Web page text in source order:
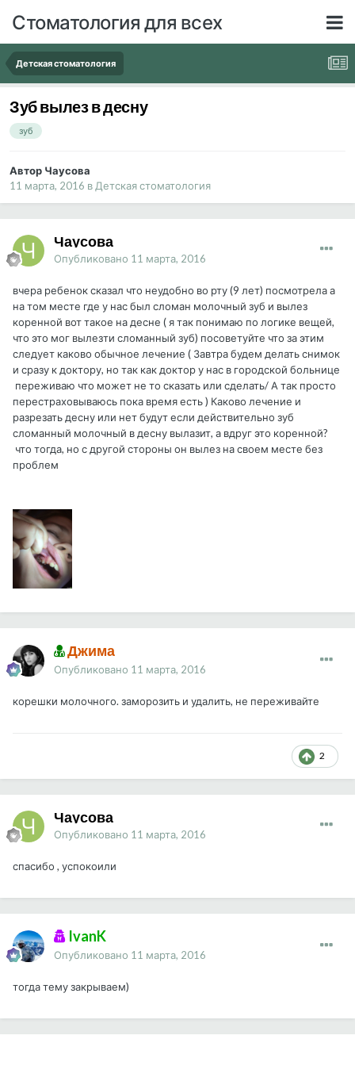
Стоматология для всех
Детская стоматология
Зуб вылез в десну
зуб
Автор Чаусова
11 марта, 2016 вДетская стоматология
Чаусова
Опубликовано 11 марта, 2016
вчера ребенок сказал что неудобно во рту (9 лет) посмотрела а
на том месте где у нас был сломан молочный зуб и вылез
коренной вот такое на десне ( я так понимаю по логике вещей,
что это мог вылезти сломанный зуб) посоветуйте что за этим
следует каково обычное лечение ( Завтра будем делать снимок
и сразу к доктору, но так как доктор у нас в городской больнице
переживаю что может не то сказать или сделать/ А так просто
перестраховываюсь пока время есть ) Каково лечение и
разрезать десну или нет будут если действительно зуб
сломанный молочный в десну вылазит, а вдруг это коренной?
что тогда, но с другой стороны он вылез на своем месте без
проблем
Джима
Опубликовано 11 марта, 2016
корешки молочного. заморозить и удалить, не переживайте
2
Чаусова
Опубликовано 11 марта, 2016
спасибо , успокоили
IvanK
Опубликовано 11 марта, 2016
тогда тему закрываем)